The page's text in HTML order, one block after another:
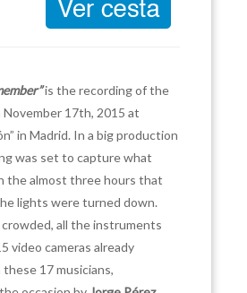
is the recording of the
17th, 2015 at
in Madrid. In a big production
was set to capture what
the almost three hours that
lights were turned down.
all the instruments
video cameras already
17 musicians,